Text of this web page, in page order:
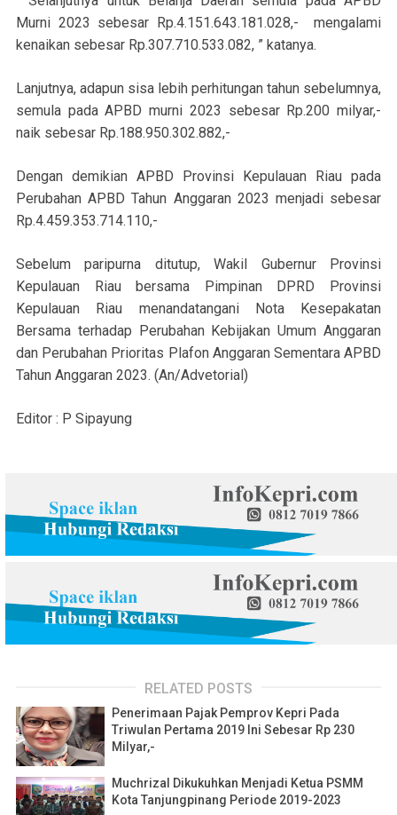
Murni 2023 sebesar Rp.4.151.643.181.028,- mengalami
kenaikan sebesar Rp.307.710.533.082, ” katanya.
Lanjutnya, adapun sisa lebih perhitungan tahun sebelumnya,
semula pada APBD murni 2023 sebesar Rp.200 milyar,-
naik sebesar Rp.188.950.302.882,-
Dengan demikian APBD Provinsi Kepulauan Riau pada
Perubahan APBD Tahun Anggaran 2023 menjadi sebesar
Rp.4.459.353.714.110,-
Sebelum paripurna ditutup, Wakil Gubernur Provinsi
Kepulauan Riau bersama Pimpinan DPRD Provinsi
Kepulauan Riau menandatangani Nota Kesepakatan
Bersama terhadap Perubahan Kebijakan Umum Anggaran
dan Perubahan Prioritas Plafon Anggaran Sementara APBD
Tahun Anggaran 2023. (An/Advetorial)
Editor : P Sipayung
RELATED POSTS
Penerimaan Pajak Pemprov Kepri Pada
Triwulan Pertama 2019 Ini Sebesar Rp 230
Milyar,-
Muchrizal Dikukuhkan Menjadi Ketua PSMM
Kota Tanjungpinang Periode 2019-2023